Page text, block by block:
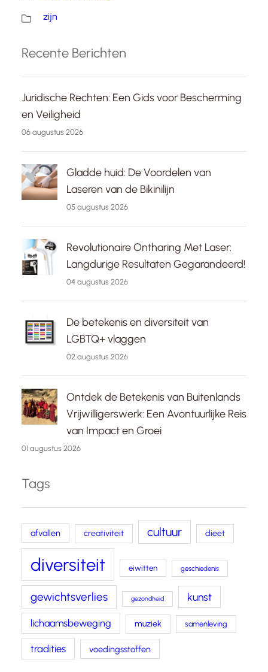
zijn
Recente Berichten
Juridische Rechten: Een Gids voor Bescherming
en Veiligheid
06 augustus 2026
Gladde huid: De Voordelen van
Laseren van de Bikinilijn
05 augustus 2026
Revolutionaire Ontharing Met Laser:
Langdurige Resultaten Gegarandeerd!
04 augustus 2026
De betekenis en diversiteit van
LGBTQ+ vlaggen
02 augustus 2026
Ontdek de Betekenis van Buitenlands
Vrijwilligerswerk: Een Avontuurlijke Reis
van Impact en Groei
01 augustus 2026
Tags
afvallen creativiteit cultuur dieet
diversiteit eiwitten geschiedenis
gewichtsverlies gezondheid kunst
lichaamsbeweging muziek samenleving
tradities voedingsstoffen